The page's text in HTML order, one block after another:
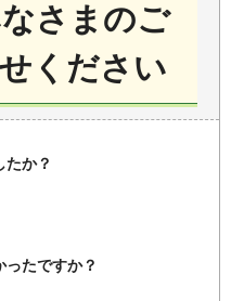
さまのご
ください
たか？
たですか？